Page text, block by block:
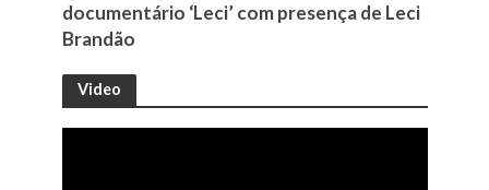
documentário ‘Leci’ com presença de Leci
Brandão
Video